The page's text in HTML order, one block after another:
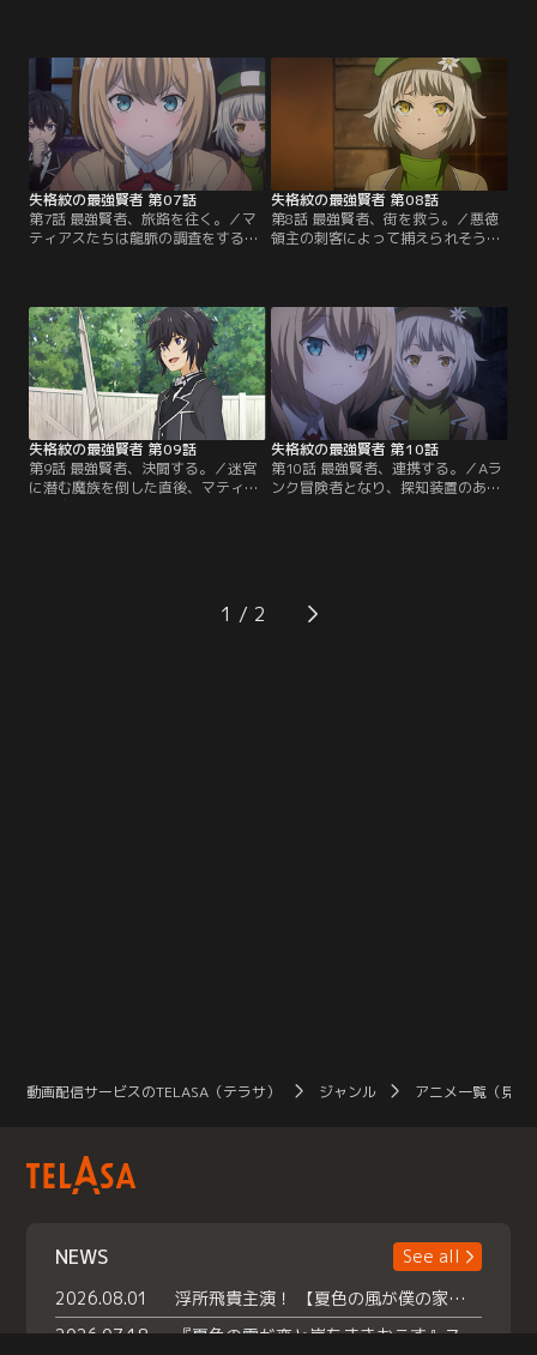
り、迷宮で結界の材料を集めたりと
大忙し。しかし、第一学園からは対
抗意識を燃やす向こうの校長に協力
を跳ね除けられ、迷宮内では誤って
巨大な竜を召喚してしまうなどトラ
ブル続きで……。【提供：バンダイ
チャンネル】
二人はマティアスの期待に応えてあ
っさり魔族を撃退。しかし魔族は最
終手段を用いて、いよいよ全軍を王
都に集結させる。学園生たちと魔族
の全面衝突がついに始まる……！
【提供：バンダイチャンネル】
失格紋の最強賢者 第07話
第7話 最強賢者、旅路を往く。／マ
ティアスたちは龍脈の調査をするた
な魔物の出現が重なり、すっかりさ
びれていた。問題の迷宮を調査する
べく冒険者ギルドで許可証をもらお
うとするマティアスたちだが、さっ
そく魔物が起こした騒ぎに巻き込ま
れ……。【提供：バンダイチャンネ
ル】
失格紋の最強賢者 第08話
第8話 最強賢者、街を救う。／悪徳
領主の刺客によって捕えられそうに
立てる。王家代理人のエイクと共に
正面から屋敷に乗り込んで領主を捕
えたマティアスは、領主の不自然な
行動の裏には迷宮を利用しようとす
る魔族が関わっていたことを知る！
【提供：バンダイチャンネル】
失格紋の最強賢者 第09話
第9話 最強賢者、決闘する。／迷宮
に潜む魔族を倒した直後、マティア
入るにはAランクの冒険者になる必
要があった。その昇格試験の試験官
失格紋の最強賢者 第10話
第10話 最強賢者、連携する。／Aラ
ンク冒険者となり、探知装置のある
のような事態を見逃すわけにはいか
ないマティアス一行はイリスの膨大
1
動画配信サービスのTELASA（テラサ） ジャンル アニメ一覧（見放
NEWS
See all
2026.08.01
浮所飛貴主演！ 【夏色の風が僕の家にやってきた】 本日よりテラサで独占配信スタート！
2026.07.18
『夏色の雲が恋と嵐をまきおこす』スペシャルメイキング 【Part1】2026年７月18日（土）23時30分～配信スタート！話題のシーンの裏側を大公開！豪華キャスト大集合！ 『武宮家 真夏の家族会議』開催！